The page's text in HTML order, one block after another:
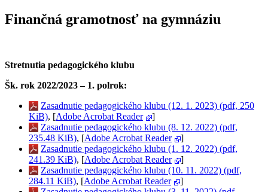
Finančná gramotnosť na gymnáziu
Stretnutia pedagogického klubu
Šk. rok 2022/2023 – 1. polrok:
Zasadnutie pedagogického klubu (12. 1. 2023) (pdf, 250
KiB), [Adobe Acrobat Reader
]
Zasadnutie pedagogického klubu (8. 12. 2022) (pdf,
235.48 KiB), [Adobe Acrobat Reader
]
Zasadnutie pedagogického klubu (1. 12. 2022) (pdf,
241.39 KiB), [Adobe Acrobat Reader
]
Zasadnutie pedagogického klubu (10. 11. 2022) (pdf,
284.11 KiB), [Adobe Acrobat Reader
]